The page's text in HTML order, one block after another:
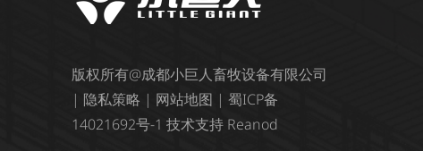
版权所有@成都小巨人畜牧设备有限公司
| 隐私策略 | 网站地图 | 蜀ICP备
14021692号-1 技术支持 Reanod